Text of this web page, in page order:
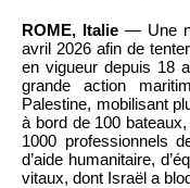
ROME, Italie — Une
avril 2026 afin de
en vigueur depuis 18
grande action
Palestine, mobilisant
à bord de 100
1000 professionnels
d’aide humanitaire,
vitaux, dont Israël a